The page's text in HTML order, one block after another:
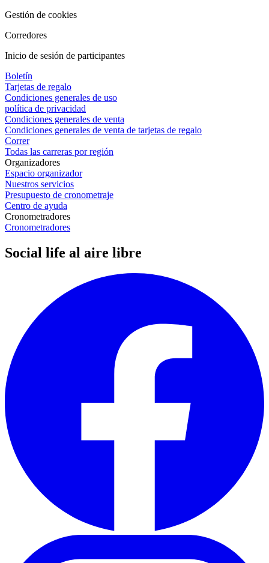
Gestión de cookies
Corredores
Inicio de sesión de participantes
Boletín
Tarjetas de regalo
Condiciones generales de uso
política de privacidad
Condiciones generales de venta
Condiciones generales de venta de tarjetas de regalo
Correr
Todas las carreras por región
Organizadores
Espacio organizador
Nuestros servicios
Presupuesto de cronometraje
Centro de ayuda
Cronometradores
Cronometradores
Social life al aire libre